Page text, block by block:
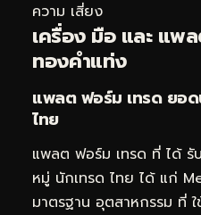
ความ เสี่ยง
เครื่อง มือ และ แพ
ทองคำแท่ง
แพลต ฟอร์ม เทรด ยอ
ไทย
แพลต ฟอร์ม เทรด ที่ ได้
หมู่ นักเทรด ไทย ได้ แก่
มาตรฐาน อุตสาหกรรม ที่